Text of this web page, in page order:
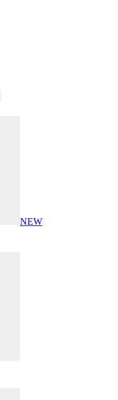
NEW